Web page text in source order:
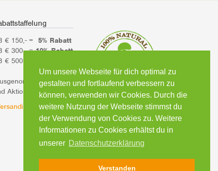
Um unsere Webseite für dich optimal zu
gestalten und fortlaufend verbessern zu
können, verwenden wir Cookies. Durch die
weitere Nutzung der Webseite stimmst du
der Verwendung von Cookies zu. Weitere
Informationen zu Cookies erhältst du in
unserer Datenschutzerklärung
Verstanden
€ 150,- = 5% Rabatt
€ 300,- =10% Rabatt
€ 500,- =
Bücher
Aktionsartikel)